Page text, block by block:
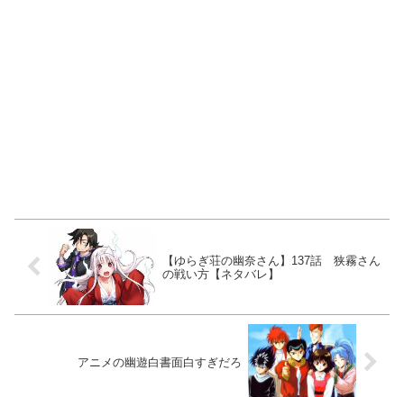
【ゆらぎ荘の幽奈さん】137話 狭霧さん
の戦い方【ネタバレ】
アニメの幽遊白書面白すぎだろ